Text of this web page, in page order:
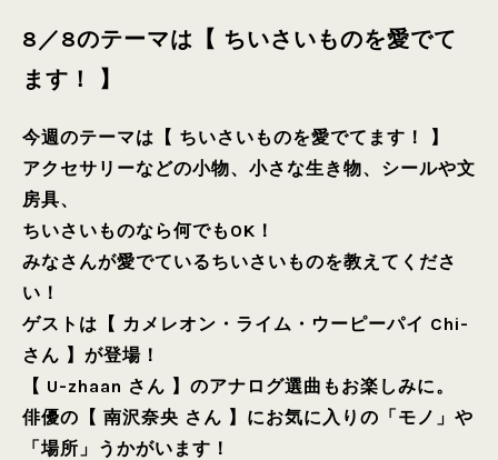
8／8のテーマは【 ちいさいものを愛でて
ます！ 】
今週のテーマは【 ちいさいものを愛でてます！ 】
アクセサリーなどの小物、小さな生き物、シールや文
房具、
ちいさいものなら何でもOK！
みなさんが愛でているちいさいものを教えてくださ
い！
ゲストは【 カメレオン・ライム・ウーピーパイ Chi-
さん 】が登場！
【 U-zhaan さん 】のアナログ選曲もお楽しみに。
俳優の【 南沢奈央 さん 】にお気に入りの「モノ」や
「場所」うかがいます！